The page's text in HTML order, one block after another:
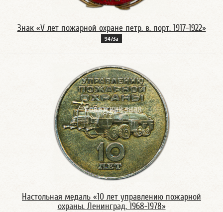
Знак «V лет пожарной охране петр. в. порт. 1917-1922»
9473а
Настольная медаль «10 лет управлению пожарной
охраны. Ленинград. 1968-1978»